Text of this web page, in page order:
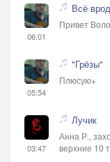
06:01
Всё
Привет
05:54
"Грёзы"
Плюсую+
03:47
Лучик
Анна Р.,
верхние 10